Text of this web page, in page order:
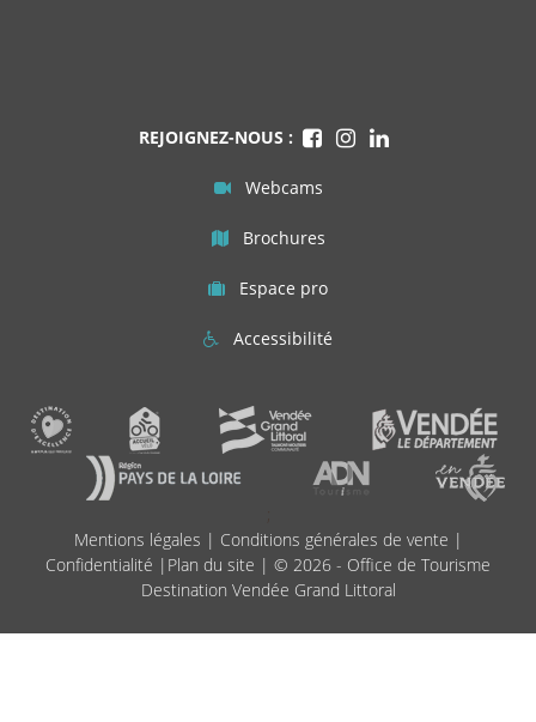
REJOIGNEZ-NOUS :
Webcams
Brochures
Espace pro
Accessibilité
Mentions légales | Conditions générales de vente |
Confidentialité | Plan du site | © 2026 - Office de Tourisme
Destination Vendée Grand Littoral